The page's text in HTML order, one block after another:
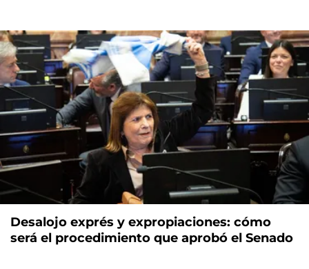
Desalojo exprés y expropiaciones: cómo
será el procedimiento que aprobó el Senado